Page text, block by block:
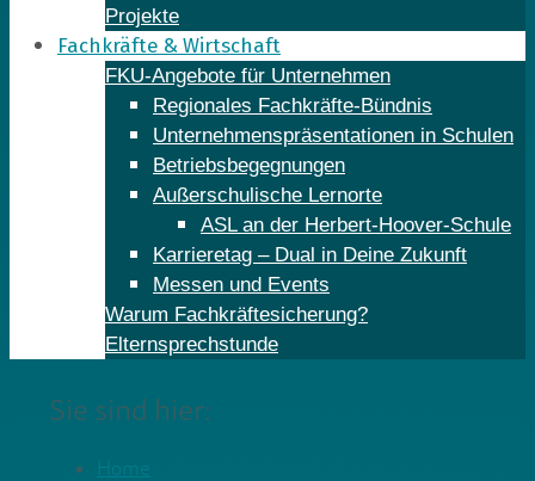
Projekte
Fachkräfte & Wirtschaft
FKU-Angebote für Unternehmen
Regionales Fachkräfte-Bündnis
Unternehmenspräsentationen in Schulen
Betriebsbegegnungen
Außerschulische Lernorte
ASL an der Herbert-Hoover-Schule
Karrieretag – Dual in Deine Zukunft
Messen und Events
Warum Fachkräftesicherung?
Elternsprechstunde
Sie sind hier:
Home